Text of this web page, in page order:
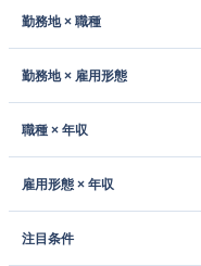
勤務地 × 職種
勤務地 × 雇用形態
職種 × 年収
雇用形態 × 年収
注目条件